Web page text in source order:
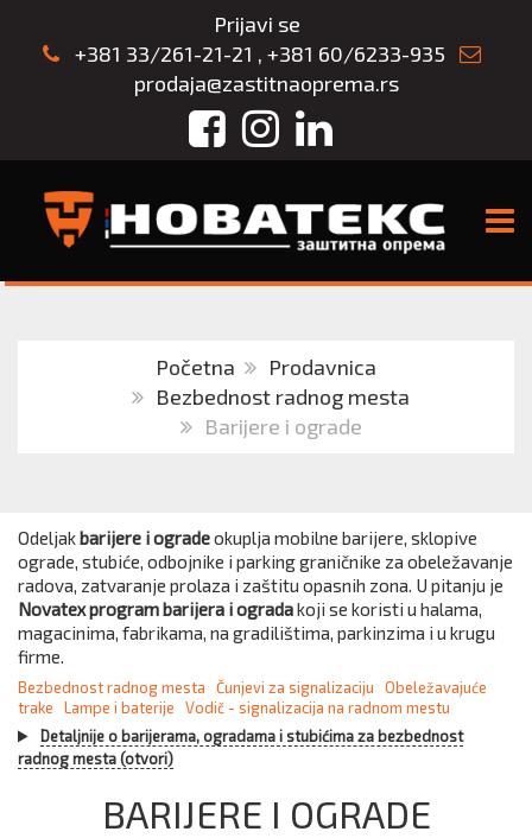
Prijavi se
+381 33/261-21-21 , +381 60/6233-935
prodaja@zastitnaoprema.rs
FacebookInstagram
LinkedIn
Početna
Prodavnica
Bezbednost radnog mesta
Barijere i ograde
Odeljak barijere i ogradeokuplja mobilne barijere, sklopive
ograde, stubiće, odbojnike i parking graničnike za obeležavanje
radova, zatvaranje prolaza i zaštitu opasnih zona. U pitanju je
Novatex program barijera i ogradakoji se koristi u halama,
magacinima, fabrikama, na gradilištima, parkinzima i u krugu
firme.
Bezbednost radnog mesta Čunjevi za signalizaciju
Obeležavajuće
trake
Lampe i baterije
Vodič - signalizacija na radnom mestu
Detaljnije o barijerama, ogradama i stubićima za bezbednost
radnog mesta (otvori)
BARIJERE I OGRADE